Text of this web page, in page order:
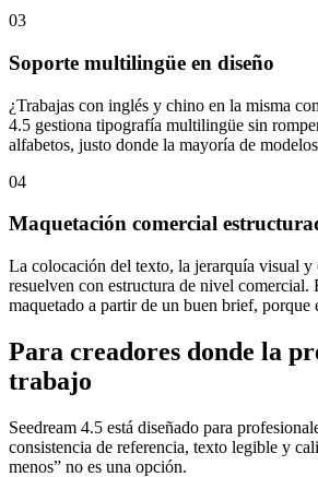
03
Soporte multilingüe en diseño
¿Trabajas con inglés y chino en la misma
4.5 gestiona tipografía multilingüe sin
alfabetos, justo donde la mayoría de
04
Maquetación comercial
La colocación del texto, la jerarquía visual y
resuelven con estructura de nivel comercial.
maquetado a partir de un buen brief, porque
Para creadores donde la
trabajo
Seedream 4.5 está diseñado para
consistencia de referencia, texto legible y
menos” no es una opción.